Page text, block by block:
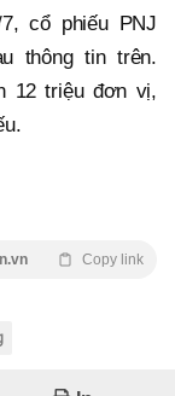
cổ phiếu PNJ
thông tin trên.
12 triệu đơn vị,
Copy link